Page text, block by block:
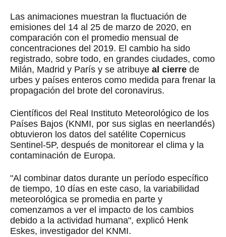
Las animaciones muestran la fluctuación de
emisiones del 14 al 25 de marzo de 2020, en
comparación con el promedio mensual de
concentraciones del 2019. El cambio ha sido
registrado, sobre todo, en grandes ciudades, como
Milán, Madrid y París y se atribuye al cierre de
urbes y países enteros como medida para frenar la
propagación del brote del coronavirus.
Científicos del Real Instituto Meteorológico de los
Países Bajos (KNMI, por sus siglas en neerlandés)
obtuvieron los datos del satélite Copernicus
Sentinel-5P, después de monitorear el clima y la
contaminación de Europa.
"Al combinar datos durante un período específico
de tiempo, 10 días en este caso, la variabilidad
meteorológica se promedia en parte y
comenzamos a ver el impacto de los cambios
debido a la actividad humana", explicó Henk
Eskes, investigador del KNMI.